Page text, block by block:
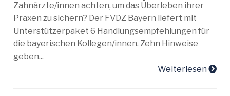
Zahnärzte/innen achten, um das Überleben ihrer
Praxen zu sichern? Der FVDZ Bayern liefert mit
Unterstützerpaket 6 Handlungsempfehlungen für
die bayerischen Kollegen/innen. Zehn Hinweise
geben...
Weiterlesen